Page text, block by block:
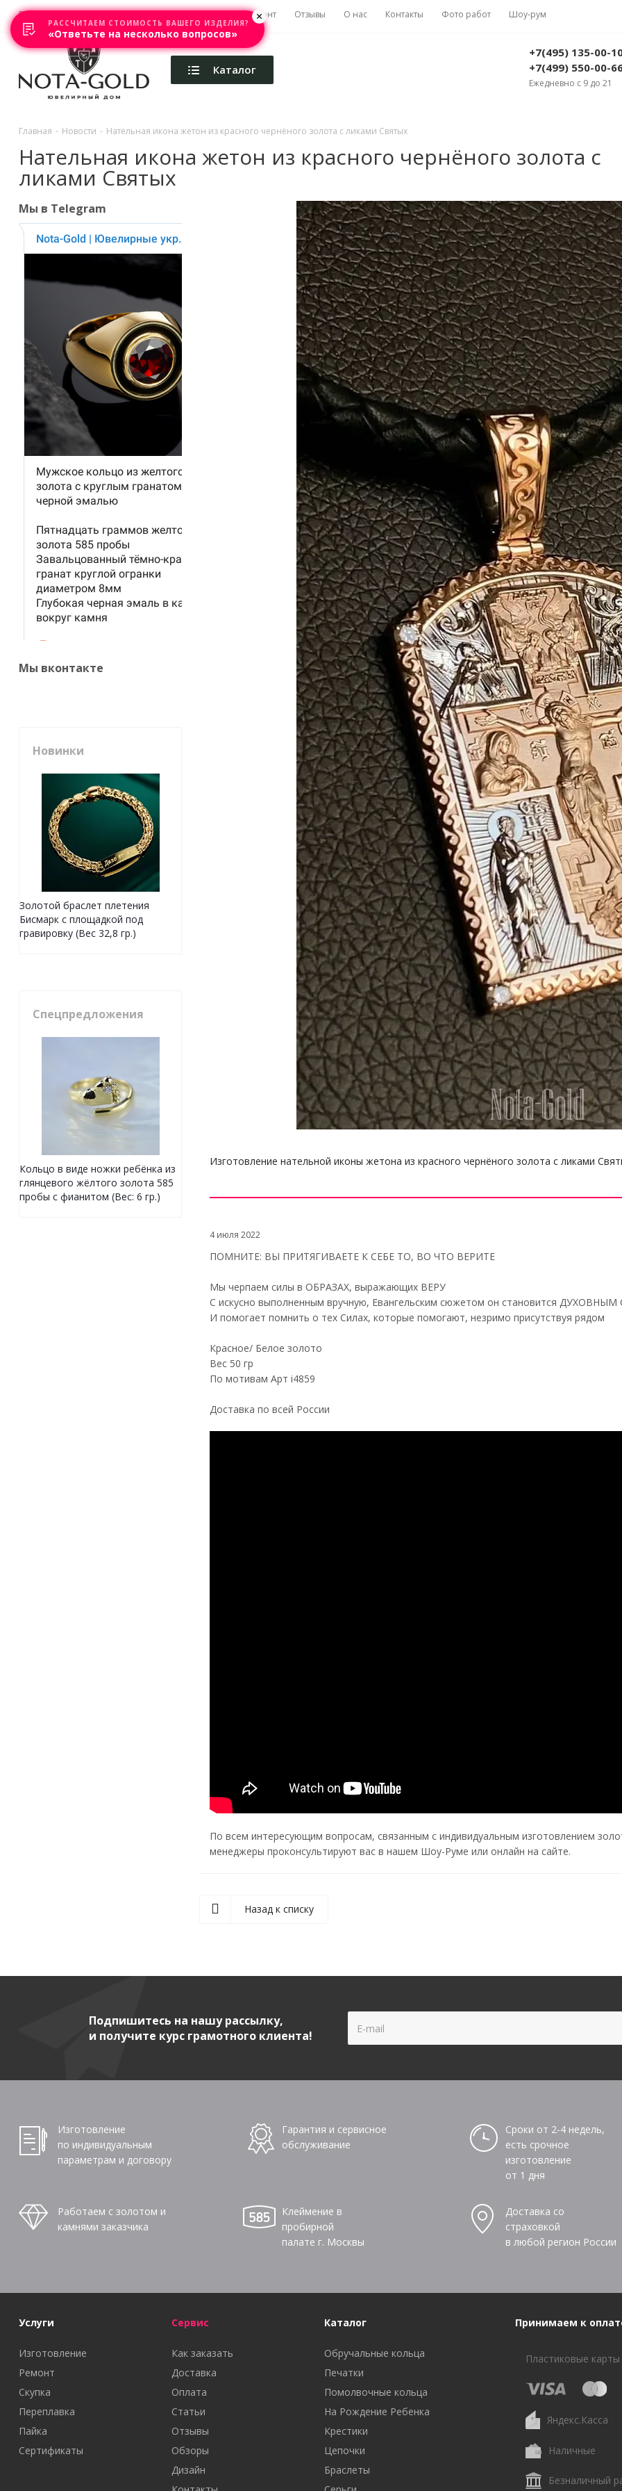
Главная Акции Каталоги Изготовление Ремонт Отзывы О нас Контакты Фото работ Шоу-рум
Каталог
+7(495) 135-00-
+7(499) 550-00-
Ежедневно с 9 до 21
Главная - Новости - Нательная икона жетон из красного чернёного золота с ликами Святых
Нательная икона жетон из красного чернёного золота с
ликами Святых
Изготовление нательной иконы жетона из красного чернёного золота с ликами
4 июля 2022
ПОМНИТЕ: ВЫ ПРИТЯГИВАЕТЕ К СЕБЕ ТО, ВО ЧТО ВЕРИТЕ
Мы черпаем силы в ОБРАЗАХ, выражающих ВЕРУ
С искусно выполненным вручную, Евангельским сюжетом он становится
И помогает помнить о тех Силах, которые помогают, незримо присутствуя рядом
Красное/ Белое золото
Вес 50 гр
По мотивам Арт i4859
Доставка по всей России
По всем интересующим вопросам, связанным с индивидуальным изготовлением
менеджеры проконсультируют вас в нашем Шоу-Руме или онлайн на сайте.
Назад к списку
Мы в Telegram
Мы вконтакте
Новинки
Золотой браслет плетения
Бисмарк с площадкой под
гравировку (Вес 32,8 гр.)
Спецпредложения
Кольцо в виде ножки ребёнка из
глянцевого жёлтого золота 585
пробы с фианитом (Вес: 6 гр.)
Подпишитесь на нашу рассылку,
и получите курс грамотного клиента!
Изготовление
по индивидуальным
параметрам и договору
Гарантия и сервисное
обслуживание
Сроки от 2-4 недель,
есть срочное
изготовление
от 1 дня
Работаем с золотом и
камнями заказчика
Клеймение в
пробирной
палате г. Москвы
Доставка со
страховкой
в любой регион России
Услуги
Изготовление
Ремонт
Скупка
Переплавка
Пайка
Сертификаты
Сервис
Как заказать
Доставка
Оплата
Статьи
Отзывы
Обзоры
Дизайн
Каталог
Обручальные кольца
Печатки
Помолвочные кольца
На Рождение Ребенка
Крестики
Цепочки
Браслеты
Принимаем к
Пластиковые карты
Яндекс.Касса
Наличные
Безналичный
РАССЧИТАЕМ СТОИМОСТЬ ВАШЕГО ИЗДЕЛИЯ?
«Ответьте на несколько вопросов»